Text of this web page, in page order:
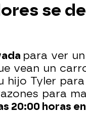
se
para ver
vean un
hijo Tyler
para
20:00 horas